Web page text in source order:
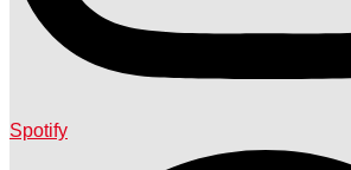
Spotify